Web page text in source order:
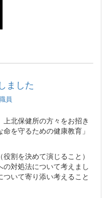
ました
員
北保健所の方々をお招き
を守るための健康教育」
割を決めて演じること）
対処法について考えまし
いて寄り添い考えること